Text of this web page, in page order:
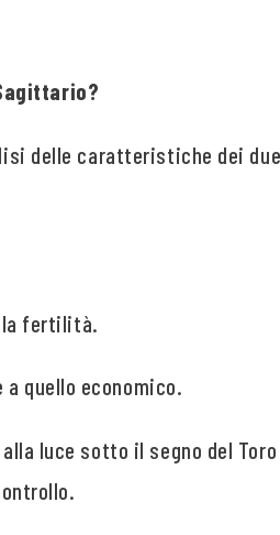
delle caratteristiche dei
la fertilità.
quello economico.
luce sotto il segno del